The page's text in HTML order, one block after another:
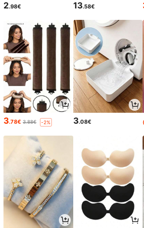
2.98€ 13.58€
3.78€ 3.88€ -2% 3.08€